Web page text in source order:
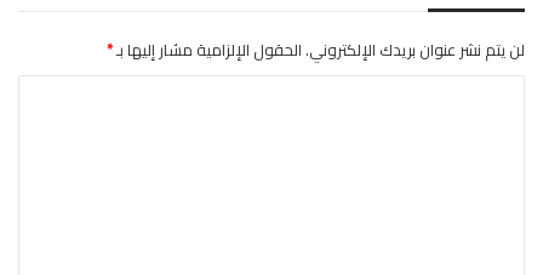
لن يتم نشر عنوان بريدك الإلكتروني.الحقول الإلزامية مشار إليها بـ*